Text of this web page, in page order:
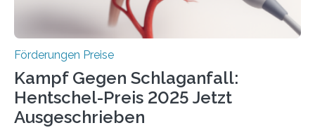
Überplanmäßige Verpflichtungsermächtigungen in
Förderungen Preise
Kampf Gegen Schlaganfall:
Hentschel-Preis 2025 Jetzt
Ausgeschrieben